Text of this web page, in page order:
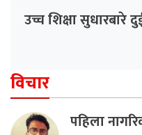
उच्च शिक्षा सुधारबारे
विचार
पहिला